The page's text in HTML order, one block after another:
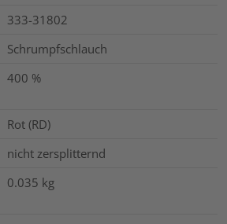
333-31802
Schrumpfschlauch
400 %
Rot (RD)
nicht zersplitternd
0.035 kg